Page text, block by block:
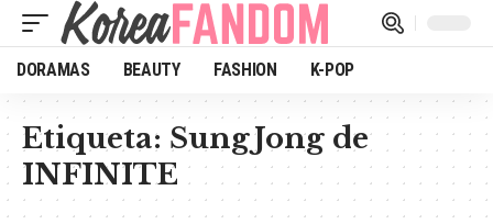
DORAMAS BEAUTY FASHION K-POP
Etiqueta: SungJong de
INFINITE